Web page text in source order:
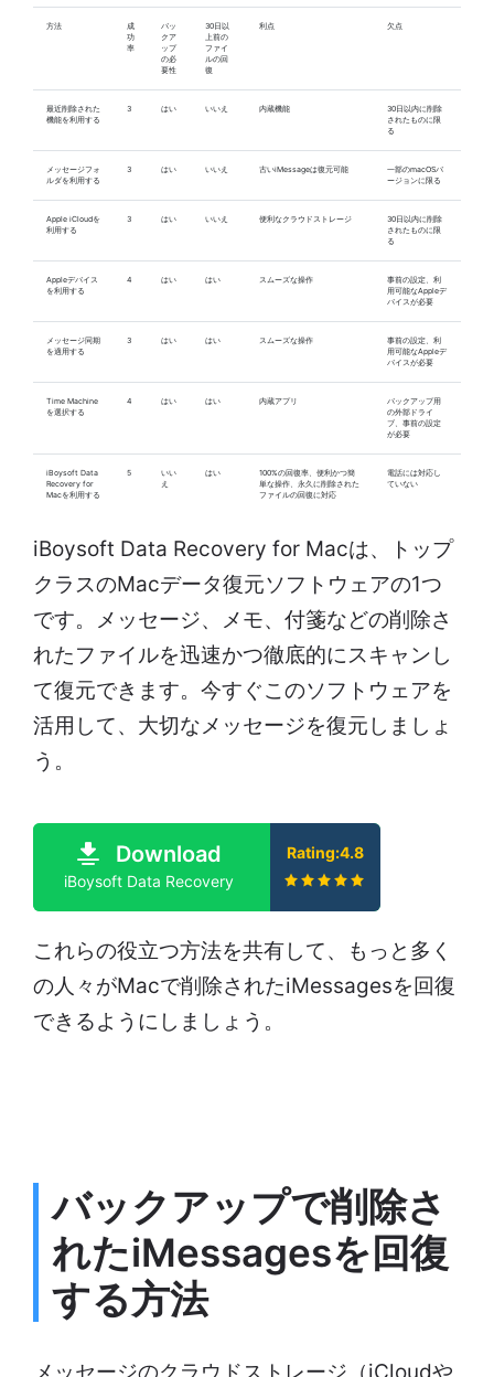
方法
成
功
率
バッ
クア
ップ
の必
要性
30日以
上前の
ファイ
ルの回
復
利点 欠点
最近削除された
機能を利用する
3 はい いいえ 内蔵機能
30日以内に削除
されたものに限
る
メッセージフォ
ルダを利用する
3 はい いいえ 古いiMessageは復元可能
一部のmacOSバ
ージョンに限る
Apple iCloudを
利用する
3 はい いいえ 便利なクラウドストレージ
30日以内に削除
されたものに限
る
Appleデバイス
を利用する
4 はい はい スムーズな操作
事前の設定、利
用可能なAppleデ
バイスが必要
メッセージ同期
を適用する
3 はい はい スムーズな操作
事前の設定、利
用可能なAppleデ
バイスが必要
Time Machine
を選択する
4 はい はい 内蔵アプリ
バックアップ用
の外部ドライ
ブ、事前の設定
が必要
iBoysoft Data
Recovery for
Macを利用する
5
いい
え
はい
100%の回復率、便利かつ簡
単な操作、永久に削除された
ファイルの回復に対応
電話には対応し
ていない
iBoysoft Data Recovery for Macは、トップ
クラスのMacデータ復元ソフトウェアの1つ
です。メッセージ、メモ、付箋などの削除さ
れたファイルを迅速かつ徹底的にスキャンし
て復元できます。今すぐこのソフトウェアを
活用して、大切なメッセージを復元しましょ
う。
Download
iBoysoft Data Recovery
Rating:4.8
これらの役立つ方法を共有して、もっと多く
の人々がMacで削除されたiMessagesを回復
できるようにしましょう。
バックアップで削除さ
れたiMessagesを回復
する方法